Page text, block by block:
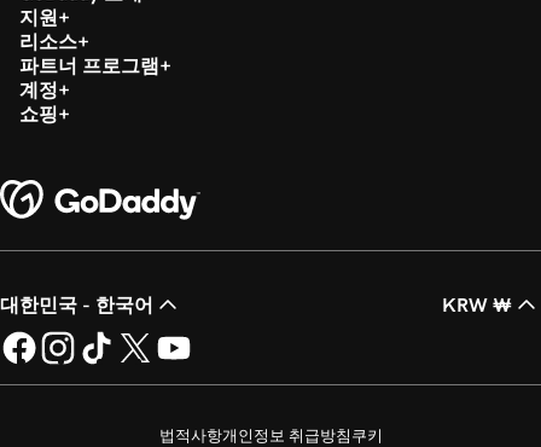
지원
리소스
파트너 프로그램
계정
쇼핑
대한민국 - 한국어 KRW ₩
법적사항개인정보 취급방침 쿠키